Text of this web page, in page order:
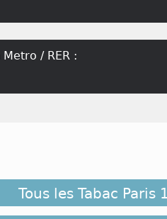
/ RER :
Tous les Tabac Paris